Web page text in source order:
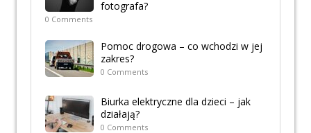
fotografa?
0 Comments
Pomoc drogowa – co wchodzi w jej
zakres?
0 Comments
Biurka elektryczne dla dzieci – jak
działają?
0 Comments